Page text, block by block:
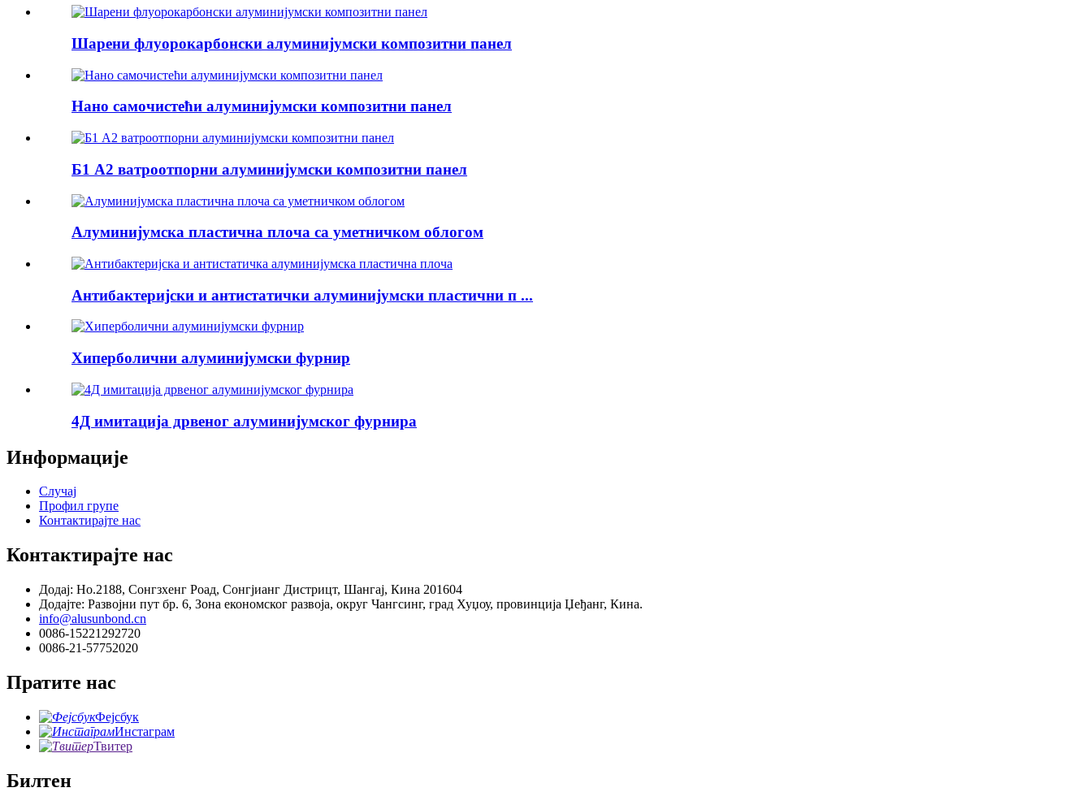
Шарени флуорокарбонски алуминијумски композитни панел
Нано самочистећи алуминијумски композитни панел
Б1 А2 ватроотпорни алуминијумски композитни панел
Алуминијумска пластична плоча са уметничком облогом
Антибактеријски и антистатички алуминијумски пластични п ...
Хиперболични алуминијумски фурнир
4Д имитација дрвеног алуминијумског фурнира
Информације
Случај
Профил групе
Контактирајте нас
Контактирајте нас
Додај: Но.2188, Сонгзхенг Роад, Сонгјианг Дистрицт, Шангај, Кина 201604
Додајте: Развојни пут бр. 6, Зона економског развоја, округ Чангсинг, град Хуџоу, провинција Џеђанг, Кина.
info@alusunbond.cn
0086-15221292720
0086-21-57752020
Пратите нас
Фејсбук
Инстаграм
Твитер
Билтен